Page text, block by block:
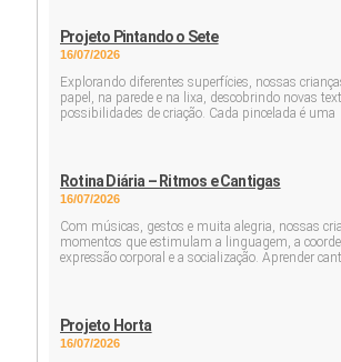
Projeto Pintando o Sete
16/07/2026
Explorando diferentes superfícies, nossas
papel, na parede e na lixa, descobrindo novas
possibilidades de criação. Cada pincelada é uma
Rotina Diária – Ritmos e Cantigas
16/07/2026
Com músicas, gestos e muita alegria, nossas
momentos que estimulam a linguagem, a
expressão corporal e a socialização. Aprender
Projeto Horta
16/07/2026